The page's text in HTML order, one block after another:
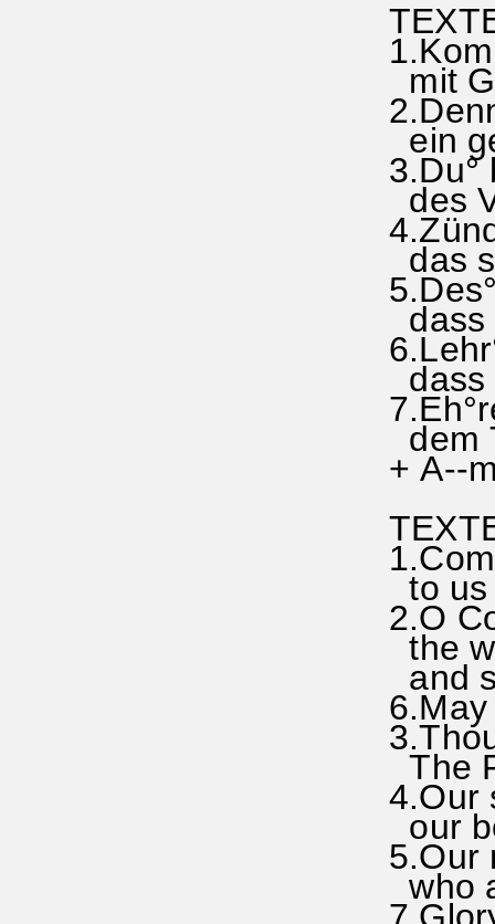
mit
ein
des
das
dass
dass
dem
+ A--
to us
2.O
the
and
The
4.Our
our
5.Our
who